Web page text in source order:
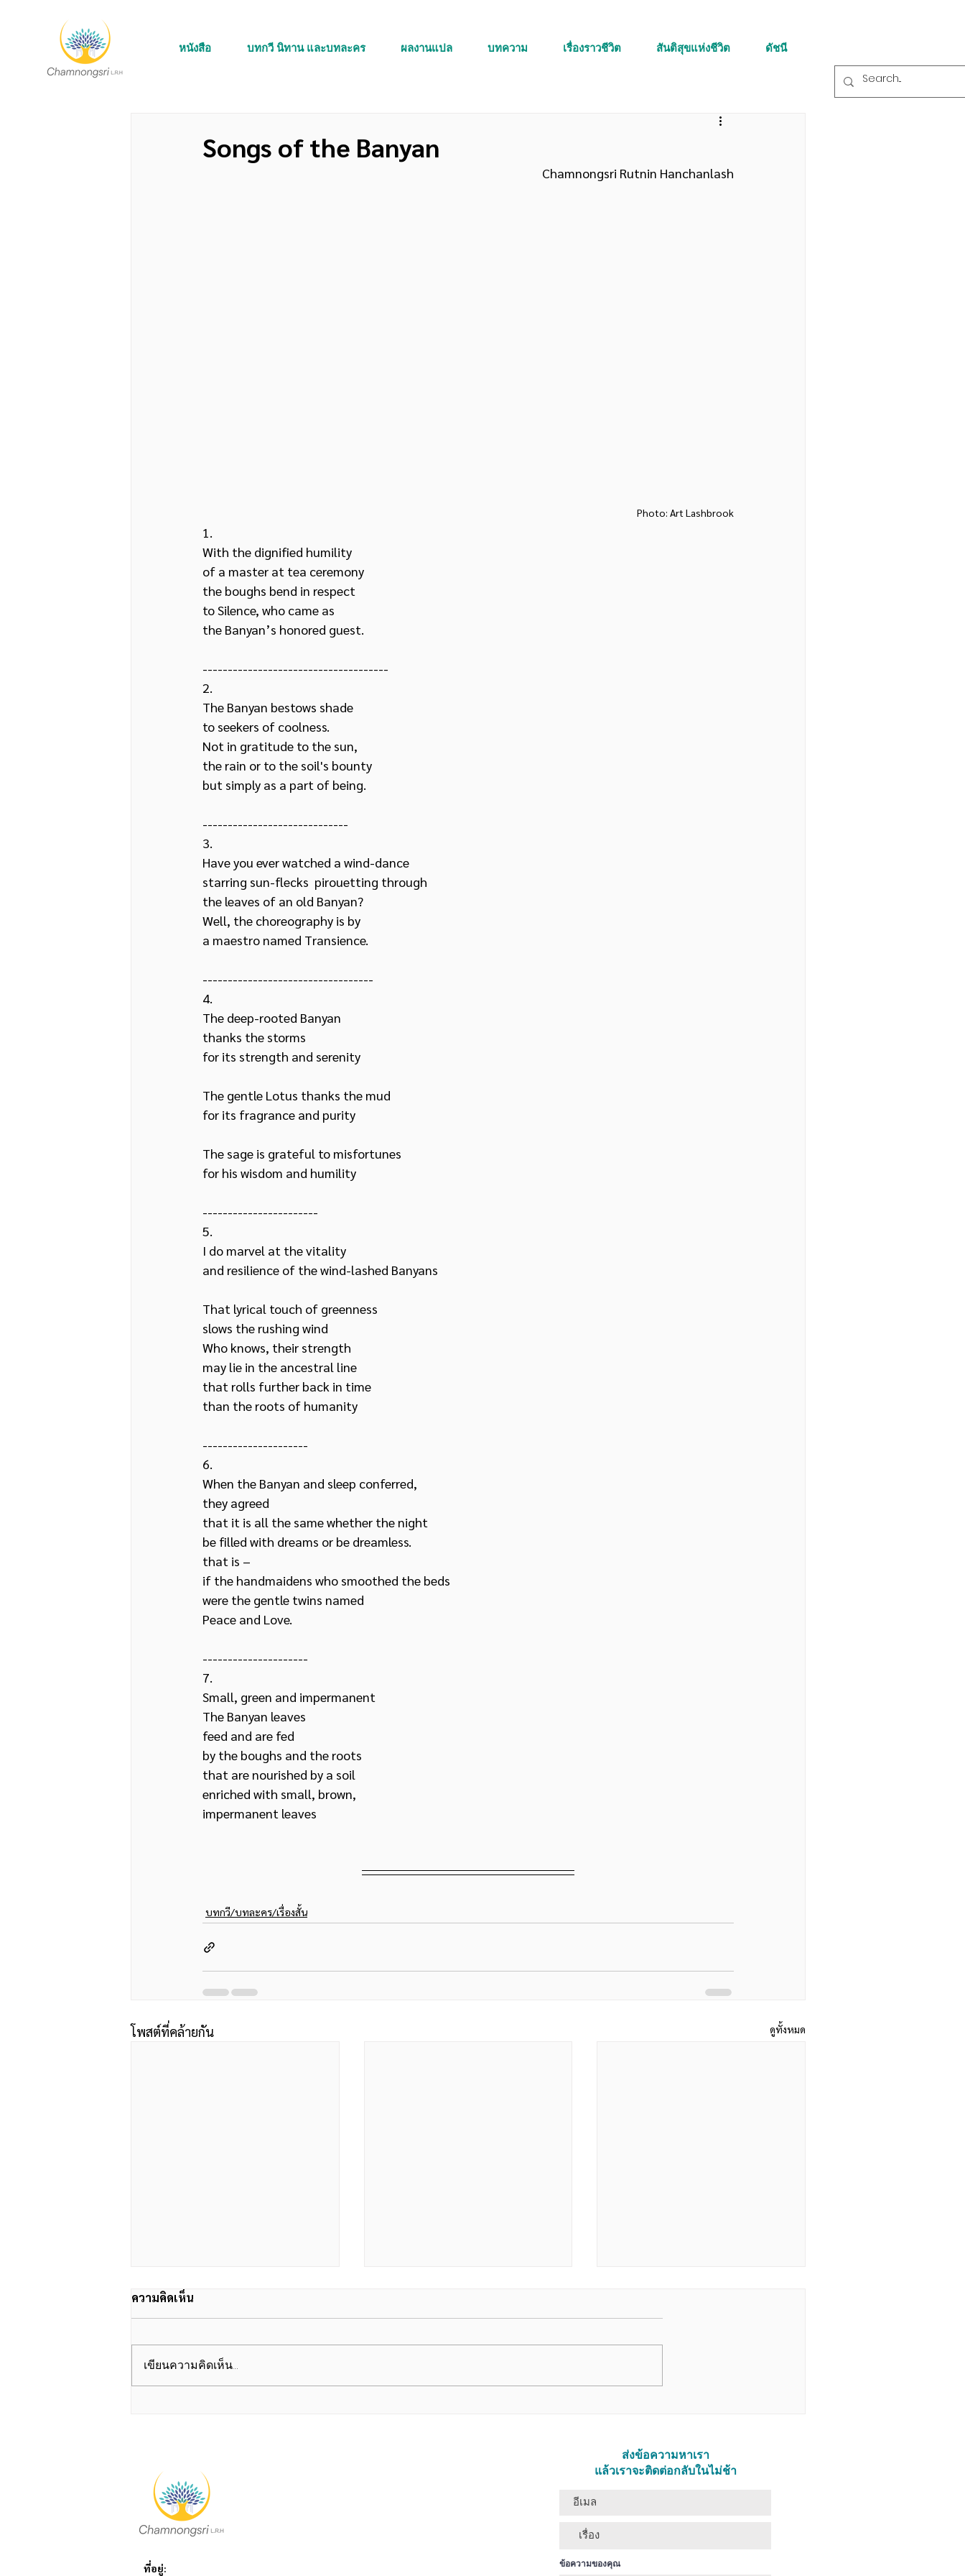
หนังสือ บทกวี นิทาน และบทละคร ผลงานแปล บทความ เรื่องราวชีวิต สันติสุขแห่งชีวิต ดัชนี
Songs of the Banyan
Chamnongsri Rutnin Hanchanlash
Photo: Art Lashbrook
1.
With the dignified humility
of a master at tea ceremony
the boughs bend in respect
to Silence, who came as
the Banyan’s honored guest.
-------------------------------------
2.
The Banyan bestows shade
to seekers of coolness.
Not in gratitude to the sun,
the rain or to the soil's bounty
but simply as a part of being.
-----------------------------
3.
Have you ever watched a wind-dance
starring sun-flecks  pirouetting through
the leaves of an old Banyan?
Well, the choreography is by
a maestro named Transience.
----------------------------------
4.
The deep-rooted Banyan
thanks the storms
for its strength and serenity
The gentle Lotus thanks the mud
for its fragrance and purity
The sage is grateful to misfortunes
for his wisdom and humility
-----------------------
5.
I do marvel at the vitality
and resilience of the wind-lashed Banyans
That lyrical touch of greenness
slows the rushing wind
Who knows, their strength
may lie in the ancestral line
that rolls further back in time
than the roots of humanity
---------------------
6.
When the Banyan and sleep conferred,
they agreed
that it is all the same whether the night
be filled with dreams or be dreamless.
that is –
if the handmaidens who smoothed the beds
were the gentle twins named
Peace and Love.
---------------------
7.
Small, green and impermanent
The Banyan leaves
feed and are fed
by the boughs and the roots
that are nourished by a soil
enriched with small, brown,
impermanent leaves
บทกวี/บทละคร/เรื่องสั้น
โพสต์ที่คล้ายกัน ดูทั้งหมด
ความคิดเห็น
เขียนความคิดเห็น…
ที่อยู่:
ส่งข้อความหาเรา
แล้วเราจะติดต่อกลับในไม่ช้า
ข้อความของคุณ